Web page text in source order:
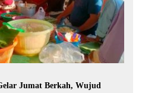
Jumat Berkah, Wujud